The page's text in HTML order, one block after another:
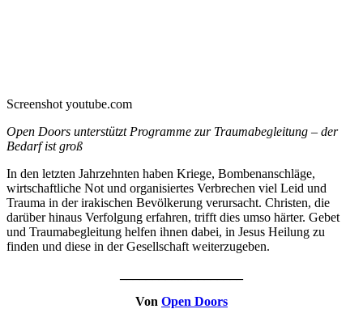
Screenshot youtube.com
Open Doors unterstützt Programme zur Traumabegleitung – der
Bedarf ist groß
In den letzten Jahrzehnten haben Kriege, Bombenanschläge,
wirtschaftliche Not und organisiertes Verbrechen viel Leid und
Trauma in der irakischen Bevölkerung verursacht. Christen, die
darüber hinaus Verfolgung erfahren, trifft dies umso härter. Gebet
und Traumabegleitung helfen ihnen dabei, in Jesus Heilung zu
finden und diese in der Gesellschaft weiterzugeben.
Von Open Doors